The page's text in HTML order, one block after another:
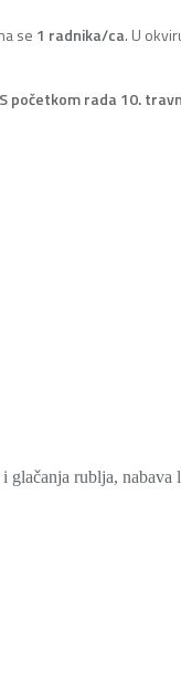
se 1 radnika/ca. U
početkom rada 10.
glačanja rublja,